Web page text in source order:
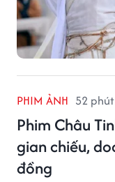
PHIM ẢNH 52
Phim Châu
gian chiếu,
đồng